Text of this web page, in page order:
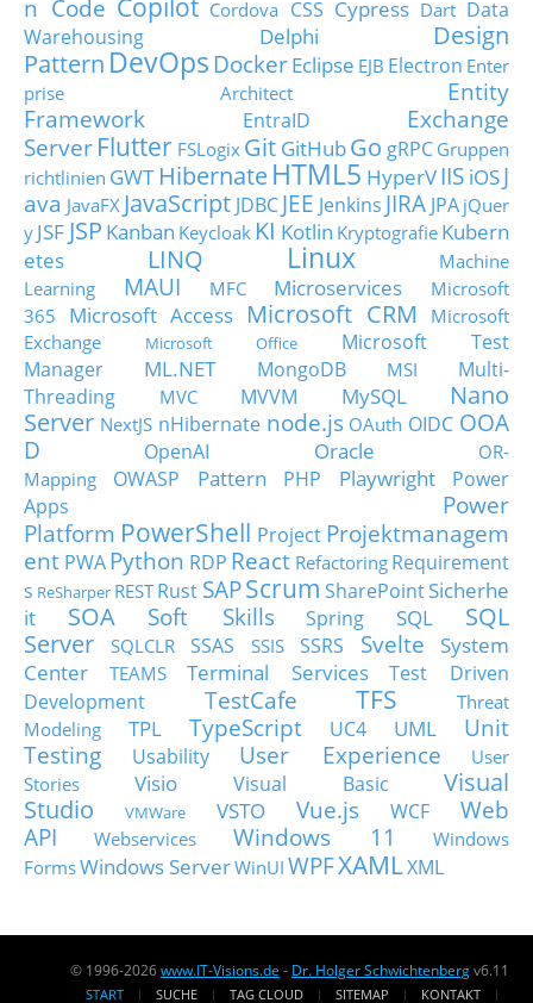
n Code Copilot Cordova CSS Cypress Dart Data
Warehousing
Delphi
Design
Pattern DevOps DockerEclipse EJB Electron Enter
prise Architect
Entity
Framework
EntraID
Exchange
Server Flutter FSLogix Git GitHubGo gRPC Gruppen
richtlinien GWT HibernateHTML5 HyperVIIS iOSJ
ava JavaFX JavaScript JDBC JEE Jenkins JIRA JPA jQuer
y JSF JSP Kanban Keycloak KI Kotlin Kryptografie Kubern
etes
LINQ Linux
Machine
Learning
MAUI MFC Microservices
Microsoft
365
Microsoft Access Microsoft CRM
Microsoft
Exchange
Microsoft Office
Microsoft Test
Manager
ML.NET MongoDB MSI
Multi-
Threading
MVC MVVM MySQL
Nano
Server NextJS nHibernate node.js OAuth OIDC OOA
D
OpenAI Oracle
OR-
Mapping
OWASP Pattern PHP Playwright
Power
Apps
Power
Platform PowerShell Project Projektmanagem
ent PWA Python RDP React Refactoring Requirement
s ReSharper RESTRust SAPScrum SharePointSicherhe
it
SOA Soft Skills Spring SQL
SQL
Server
SQLCLR SSAS SSIS SSRS Svelte
System
Center
TEAMS Terminal Services
Test Driven
Development
TestCafe TFS
Threat
Modeling
TPL TypeScript UC4 UML
Unit
Testing
Usability User Experience
User
Stories
Visio Visual Basic
Visual
Studio
VMWare VSTO Vue.js WCF
Web
API
Webservices Windows 11
Windows
FormsWindows ServerWinUI WPFXAMLXML
© 1996-2026www.IT-Visions.de - Dr. Holger Schwichtenbergv6.11
START SUCHE TAG CLOUD SITEMAP
KONTAKT